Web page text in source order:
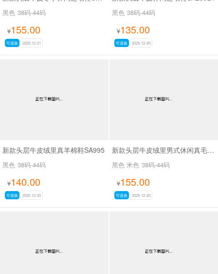
黑色 38码-44码
¥155.00
可退换 2025-12-21
黑色 38码-44码
¥135.00
可退换 2025-12-20
新款头层牛皮绒里真羊棉鞋SA995
黑色 38码-44码
¥140.00
可退换 2025-12-20
新款头层牛皮绒里男式休闲真毛内里棉鞋SAM188
黑色 米色 38码-44码
¥155.00
可退换 2025-12-20